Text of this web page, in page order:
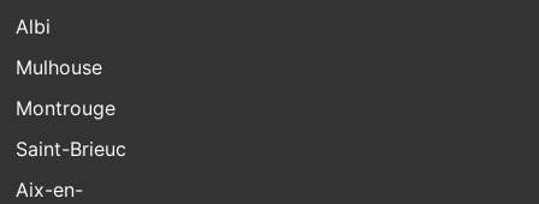
Albi
Mulhouse
Montrouge
Saint-Brieuc
Aix-en-